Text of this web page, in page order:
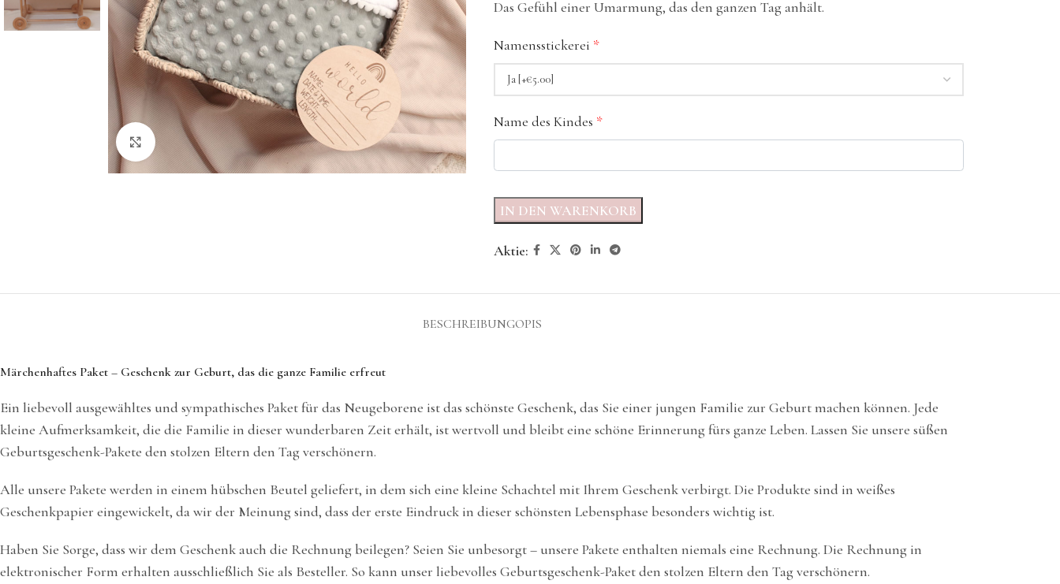
Klicken Sie hier, um zu vergrößern
Das Gefühl einer Umarmung, das den ganzen Tag anhält.
Namensstickerei *
Name des Kindes *
IN DEN WARENKORB
Aktie:
BESCHREIBUNGOPIS
Märchenhaftes Paket – Geschenk zur Geburt, das die ganze Familie erfreut
Ein liebevoll ausgewähltes und sympathisches Paket für das Neugeborene ist das schönste Geschenk, das Sie einer jungen Familie zur Geburt machen können. Jede
kleine Aufmerksamkeit, die die Familie in dieser wunderbaren Zeit erhält, ist wertvoll und bleibt eine schöne Erinnerung fürs ganze Leben. Lassen Sie unsere süßen
Geburtsgeschenk-Pakete den stolzen Eltern den Tag verschönern.
Alle unsere Pakete werden in einem hübschen Beutel geliefert, in dem sich eine kleine Schachtel mit Ihrem Geschenk verbirgt. Die Produkte sind in weißes
Geschenkpapier eingewickelt, da wir der Meinung sind, dass der erste Eindruck in dieser schönsten Lebensphase besonders wichtig ist.
Haben Sie Sorge, dass wir dem Geschenk auch die Rechnung beilegen? Seien Sie unbesorgt – unsere Pakete enthalten niemals eine Rechnung. Die Rechnung in
elektronischer Form erhalten ausschließlich Sie als Besteller. So kann unser liebevolles Geburtsgeschenk-Paket den stolzen Eltern den Tag verschönern.